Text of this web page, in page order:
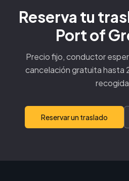
Reserva tu
Port of
Precio fijo, conductor
cancelación gratuita hasta
Reservar un traslado